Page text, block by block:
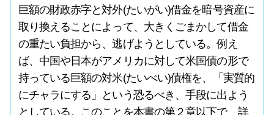
巨額の財政赤字と対外(たいがい)借金を暗号資産に
取り換えることによって、大きくごまかして借金
の重たい負担から、逃げようとしている。例え
ば、中国や日本がアメリカに対して米国債の形で
持っている巨額の対米(たいべい)債権を、「実質的
にチャラにする」という恐るべき、手段に出よう
としている。このことを本書の第２章以下で、詳